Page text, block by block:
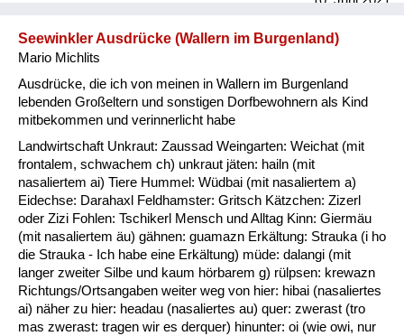
Seewinkler Ausdrücke (Wallern im Burgenland)
Mario Michlits
Ausdrücke, die ich von meinen in Wallern im Burgenland
lebenden Großeltern und sonstigen Dorfbewohnern als Kind
mitbekommen und verinnerlicht habe
Landwirtschaft Unkraut: Zaussad Weingarten: Weichat (mit
frontalem, schwachem ch) unkraut jäten: hailn (mit
nasaliertem ai) Tiere Hummel: Wüdbai (mit nasaliertem a)
Eidechse: Darahaxl Feldhamster: Gritsch Kätzchen: Zizerl
oder Zizi Fohlen: Tschikerl Mensch und Alltag Kinn: Giermäu
(mit nasaliertem äu) gähnen: guamazn Erkältung: Strauka (i ho
die Strauka - Ich habe eine Erkältung) müde: dalangi (mit
langer zweiter Silbe und kaum hörbarem g) rülpsen: krewazn
Richtungs/Ortsangaben weiter weg von hier: hibai (nasaliertes
ai) näher zu hier: headau (nasaliertes au) quer: zwerast (tro
mas zwerast: tragen wir es derquer) hinunter: oi (wie owi, nur